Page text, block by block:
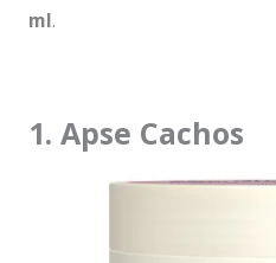
ml.
1. Apse Cachos